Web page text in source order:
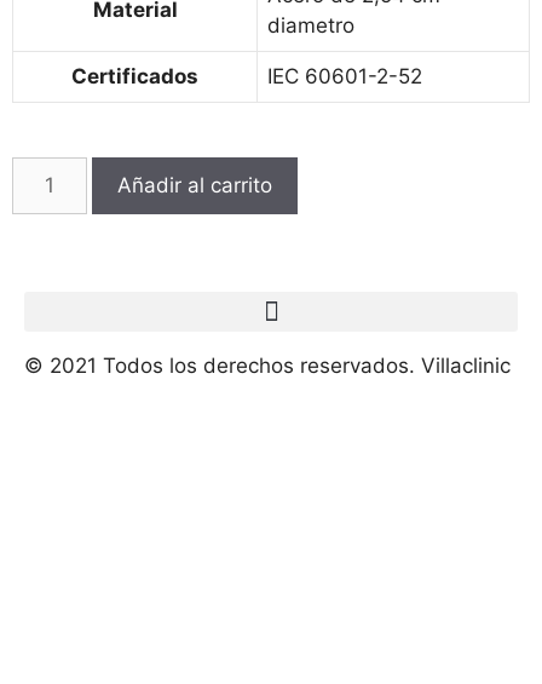
Material
diametro
Certificados IEC 60601-2-52
Añadir al carrito
© 2021 Todos los derechos reservados. Villaclinic